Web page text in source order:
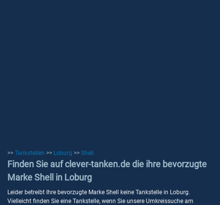
>> Tankstellen >> Loburg >> Shell
Finden Sie auf clever-tanken.de die ihre bevorzugte
Marke Shell in Loburg
Leider betreibt Ihre bevorzugte Marke Shell keine Tankstelle in Loburg.
Vielleicht finden Sie eine Tankstelle, wenn Sie unsere Umkreissuche am